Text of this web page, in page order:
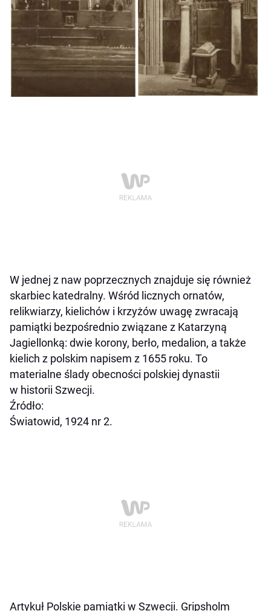
W jednej z naw poprzecznych znajduje się również
skarbiec katedralny. Wśród licznych ornatów,
relikwiarzy, kielichów i krzyżów uwagę zwracają
pamiątki bezpośrednio związane z Katarzyną
Jagiellonką: dwie korony, berło, medalion, a także
kielich z polskim napisem z 1655 roku. To
materialne ślady obecności polskiej dynastii
w historii Szwecji.
Źródło:
Światowid, 1924 nr 2.
Artykuł Polskie pamiątki w Szwecji. Gripsholm